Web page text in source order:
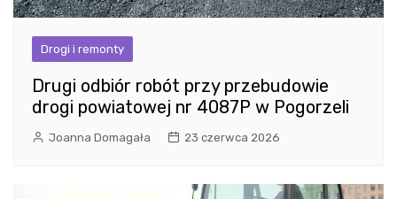
Drogi i remonty
Drugi odbiór robót przy przebudowie
drogi powiatowej nr 4087P w Pogorzeli
Joanna Domagała 23 czerwca 2026